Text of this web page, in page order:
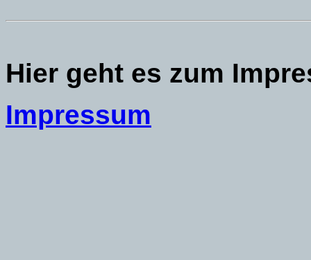
Hier geht es zum
Impressum